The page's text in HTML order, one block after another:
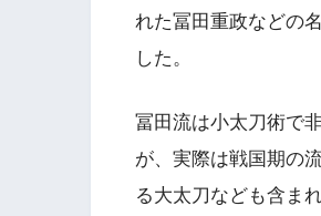
れた冨田重政などの
した。
冨田流は小太刀術で
が、実際は戦国期の
る大太刀なども含ま